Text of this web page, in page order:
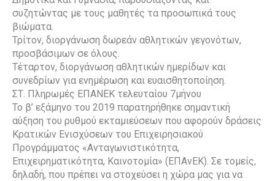
συζητώντας με τους μαθητές τα προσωπικά τους
βιώματα.
Τρίτον, διοργάνωση δωρεάν αθλητικών γεγονότων,
προσβάσιμων σε όλους.
Τέταρτον, διοργάνωση αθλητικών ημερίδων και
συνεδρίων για ενημέρωση και ευαισθητοποίηση.
ΣΤ. Πληρωμές ΕΠΑΝΕΚ τελευταίου 7μήνου
Το β’ εξάμηνο του 2019 παρατηρήθηκε σημαντική
αύξηση του ρυθμού εκταμιεύσεων που αφορούν δράσεις
Κρατικών Ενισχύσεων του Επιχειρησιακού
Προγράμματος «Ανταγωνιστικότητα,
Επιχειρηματικότητα, Καινοτομία» (ΕΠΑνΕΚ). Σε τομείς,
δηλαδή, που πρέπει να στοχεύσει η χώρα μας για να